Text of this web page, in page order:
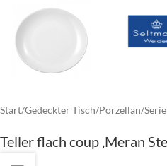
Start/Gedeckter Tisch/Porzellan/
Teller flach coup ‚Meran